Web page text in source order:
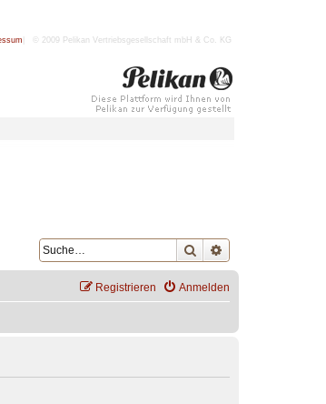
| © 2009 Pelikan Vertriebsgesellschaft mbH & Co. KG
Suche
Anmelden
Registrieren